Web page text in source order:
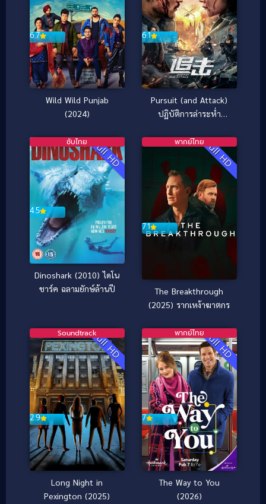
6.7
Wild Wild Punjab
(2024)
6.1
Pursuit (and Attack)
ปฏิบัติการล่าระห่ำ
Full HD
4.5
ซับไทย
Dinoshark (2010) ไดโน
ชาร์ค ฉลามยักษ์ล้านปี
Full HD
7.1
พากย์ไทย
The Breakthrough
(2025) รากเหง้าฆาตกร
Full HD
2.9
Soundtrack
Long Night in
Pexington (2025)
Full HD
7
พากย์ไทย
The Way to You
(2026)